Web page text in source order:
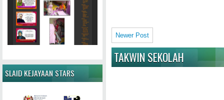
Newer Post
TAKWIN SEKOLAH
SLAID KEJAYAAN STARS